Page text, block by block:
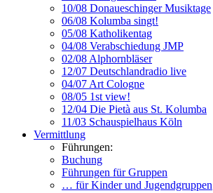
10/08 Donaueschinger Musiktage
06/08 Kolumba singt!
05/08 Katholikentag
04/08 Verabschiedung JMP
02/08 Alphornbläser
12/07 Deutschlandradio live
04/07 Art Cologne
08/05 1st view!
12/04 Die Pietà aus St. Kolumba
11/03 Schauspielhaus Köln
Vermittlung
Führungen:
Buchung
Führungen für Gruppen
… für Kinder und Jugendgruppen